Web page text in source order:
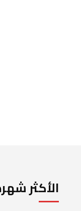
الأكثر